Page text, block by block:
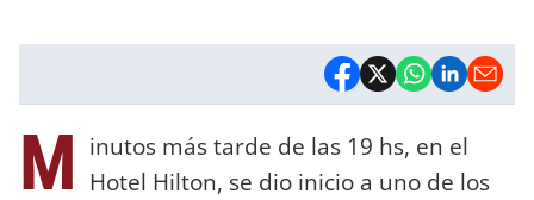
M inutos más tarde de las 19 hs, en el
Hotel Hilton, se dio inicio a uno de los